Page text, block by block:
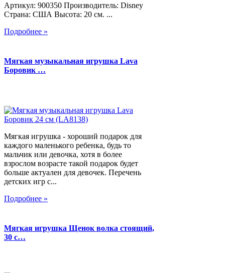
Артикул: 900350 Производитель: Disney
Страна: США Высота: 20 см. ...
Подробнее »
Мягкая музыкальная игрушка Lava
Боровик …
Мягкая игрушка - хороший подарок для
каждого маленького ребенка, будь то
мальчик или девочка, хотя в более
взрослом возрасте такой подарок будет
больше актуален для девочек. Перечень
детских игр с...
Подробнее »
Мягкая игрушка Щенок волка стоящий,
30 с…